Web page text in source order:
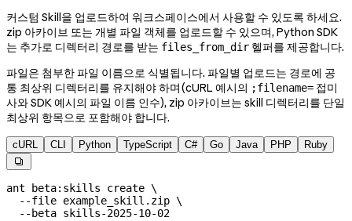
커스텀 Skill을 업로드하여 워크스페이스에서 사용할 수 있도록 하세요.
zip 아카이브 또는 개별 파일 객체를 업로드할 수 있으며, Python SDK
는 추가로 디렉터리 경로를 받는 files_from_dir 헬퍼를 제공합니다.
파일은 첨부한 파일 이름으로 식별됩니다. 파일별 업로드는 경로에 공
통 최상위 디렉터리를 유지해야 하며(cURL 예시의 ;filename= 접미
사와 SDK 예시의 파일 이름 인수), zip 아카이브는 skill 디렉터리를 단일
최상위 항목으로 포함해야 합니다.
cURL CLI Python TypeScript C# Go Java PHP Ruby

ant beta:skills create \
  --file
example_skill.zip \
  --beta
skills-2025-10-02